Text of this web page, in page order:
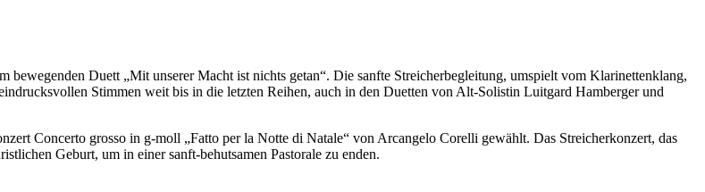
Duett „Mit unserer Macht ist nichts getan“. Die sanfte Streicherbegleitung, umspielt vom Klarinettenklang,
Stimmen weit bis in die letzten Reihen, auch in den Duetten von Alt-Solistin Luitgard Hamberger und
Concerto grosso in g-moll „Fatto per la Notte di Natale“ von Arcangelo Corelli gewählt. Das Streicherkonzert, das
Geburt, um in einer sanft-behutsamen Pastorale zu enden.